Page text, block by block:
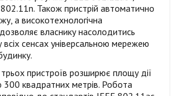
Також пристрій автоматично
а високотехнологічна
власнику насолодитись
всіх сенсах універсальною мережею
пристроїв розширює площу дії
квадратних метрів. Робота